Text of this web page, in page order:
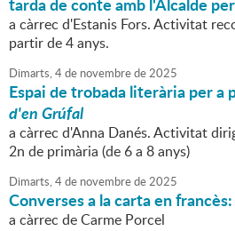
tarda de conte amb l'Alcalde
a càrrec d'Estanis Fors. Activitat
partir de 4 anys.
Dimarts,4de novembrede2025
Espai de trobada literària per a
d'en Grúfal
a càrrec d'Anna Danés. Activitat
2n de primària (de 6 a 8 anys)
Dimarts,4de novembrede2025
Converses a la carta en francès:
a càrrec de Carme Porcel